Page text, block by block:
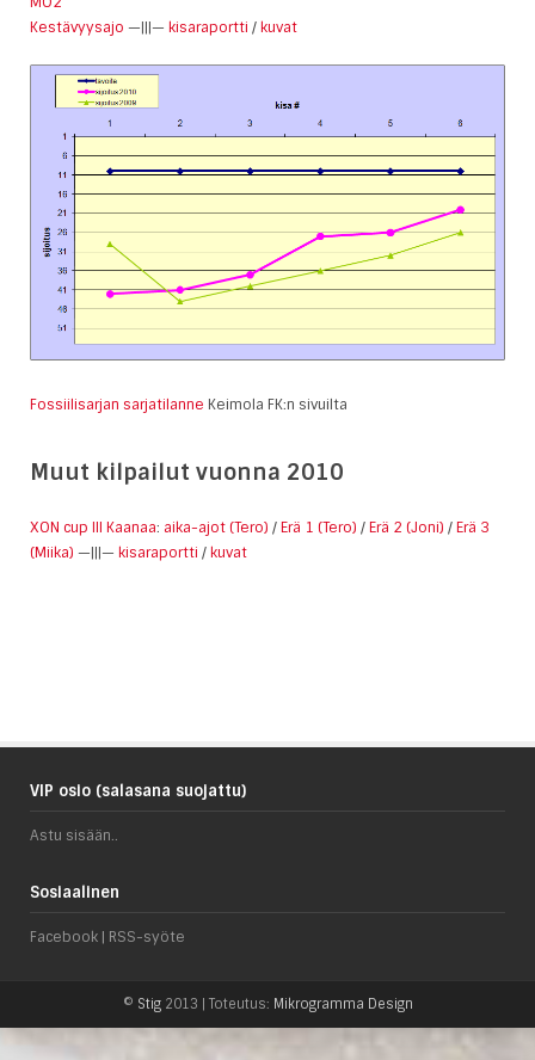
Kestävyysajo —|||— kisaraportti /kuvat
Fossiilisarjan sarjatilanne Keimola FK:n sivuilta
Muut kilpailut vuonna 2010
XON cup III Kaanaa: aika-ajot (Tero) /Erä 1 (Tero) /Erä 2 (Joni) /Erä 3
(Miika) —|||— kisaraportti / kuvat
VIP osio (salasana suojattu)
Astu sisään..
Sosiaalinen
Facebook | RSS-syöte
© Stig2013 | Toteutus: Mikrogramma Design